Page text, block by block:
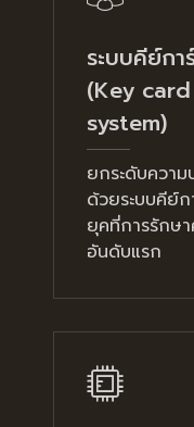
ระบบคีย์กา
(Key
system)
ยกระดับควา
ด้วยระบบคีย์
ยุคที่การรักษ
อันดับแรก